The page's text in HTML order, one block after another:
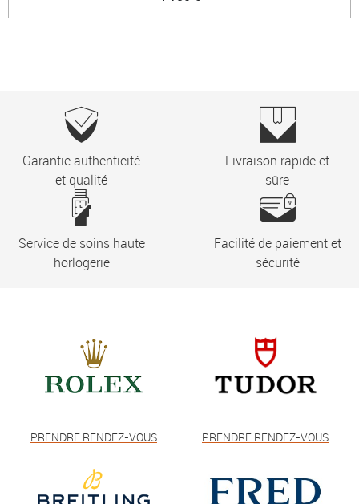
Garantie authenticité
et qualité
Livraison rapide et
sûre
Service de soins haute
horlogerie
Facilité de paiement et
sécurité
PRENDRE RENDEZ-VOUS PRENDRE RENDEZ-VOUS